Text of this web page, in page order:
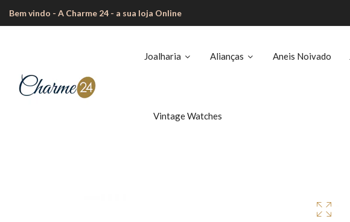
Bem vindo - A Charme 24 - a sua loja Online
Joalharia Alianças Aneis Noivado
Vintage Watches